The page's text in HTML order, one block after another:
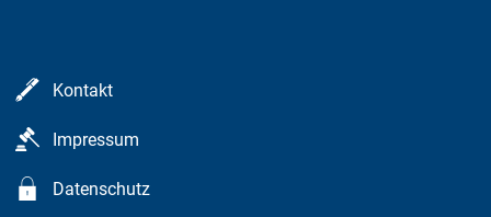
Kontakt
Impressum
Datenschutz